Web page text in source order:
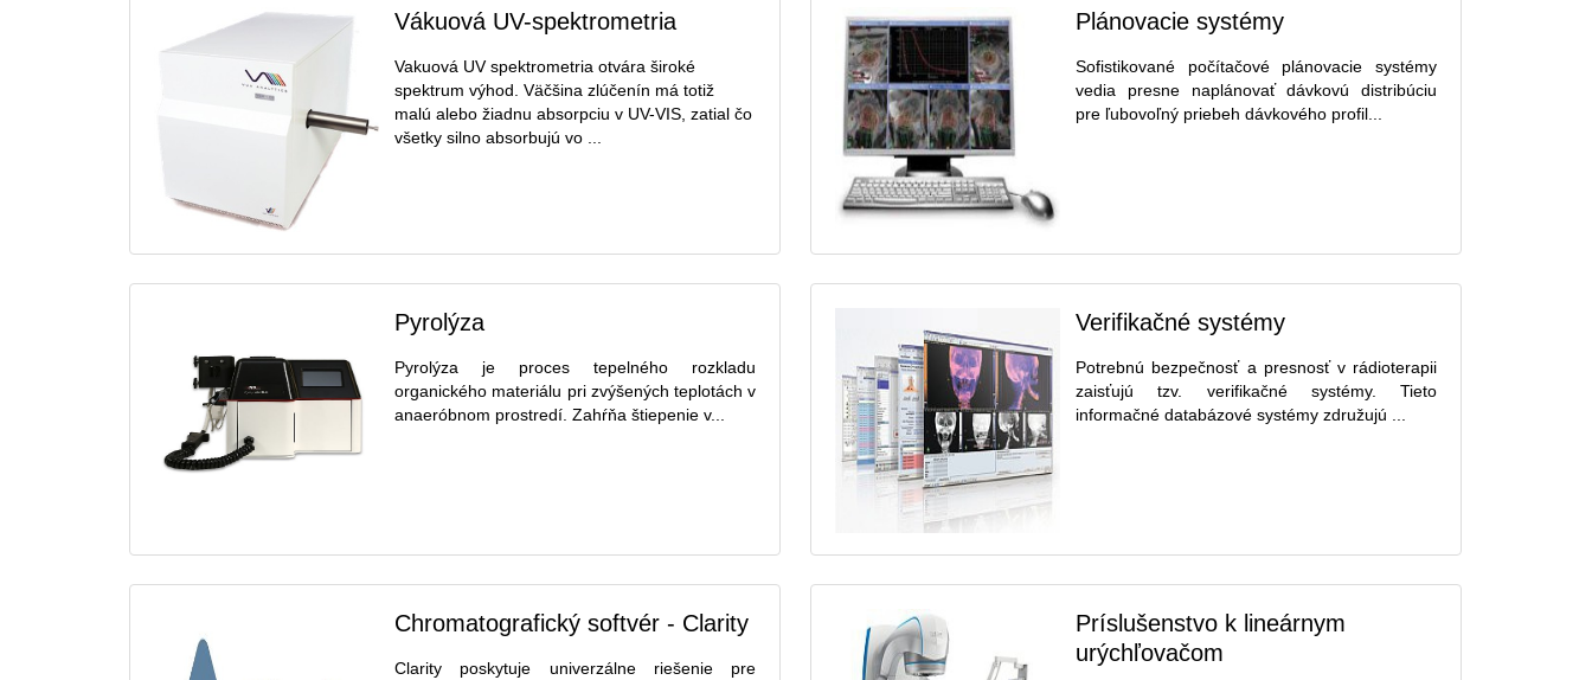
Vákuová UV-spektrometria
Vakuová UV spektrometria otvára široké
spektrum výhod. Väčšina zlúčenín má totiž
malú alebo žiadnu absorpciu v UV-VIS, zatial čo
všetky silno absorbujú vo ...
Pyrolýza
Pyrolýza je proces tepelného rozkladu
organického materiálu pri zvýšených teplotách v
anaeróbnom prostredí. Zahŕňa štiepenie v...
Chromatografický softvér - Clarity
Clarity poskytuje univerzálne riešenie pre
Plánovacie systémy
Sofistikované počítačové plánovacie systémy
vedia presne naplánovať dávkovú distribúciu
pre ľubovoľný priebeh dávkového profil...
Verifikačné systémy
Potrebnú bezpečnosť a presnosť v rádioterapii
zaisťujú tzv. verifikačné systémy. Tieto
informačné databázové systémy združujú ...
Príslušenstvo k lineárnym
urýchľovačom